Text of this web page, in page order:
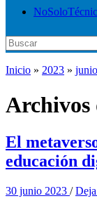
Buscar:
Inicio » 2023 » junio
Archivos
El
educación
30 junio 2023 /